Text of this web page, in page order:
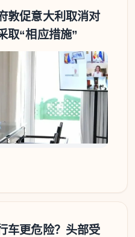
敦促意大利取消对
取“相应措施”
车更危险？头部受